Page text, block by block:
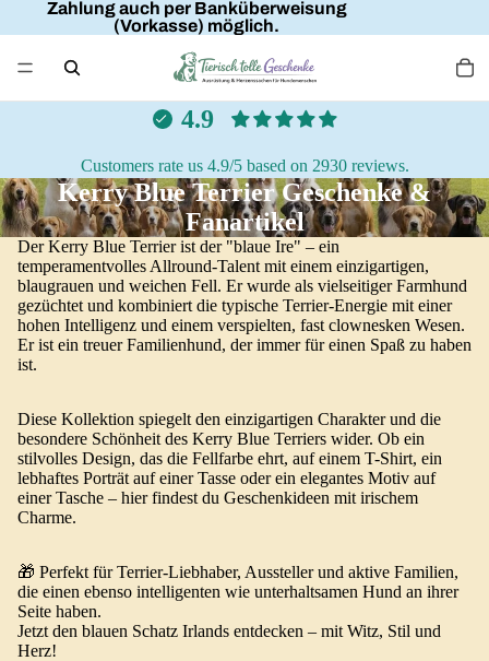
Zahlung auch per Banküberweisung
(Vorkasse) möglich.
4.9
Customers rate us 4.9/5 based on 2930 reviews.
Kerry Blue Terrier Geschenke &
Fanartikel
Der Kerry Blue Terrier ist der "blaue Ire" – ein
temperamentvolles Allround-Talent mit einem einzigartigen,
blaugrauen und weichen Fell. Er wurde als vielseitiger Farmhund
gezüchtet und kombiniert die typische Terrier-Energie mit einer
hohen Intelligenz und einem verspielten, fast clownesken Wesen.
Er ist ein treuer Familienhund, der immer für einen Spaß zu haben
ist.
Diese Kollektion spiegelt den einzigartigen Charakter und die
besondere Schönheit des Kerry Blue Terriers wider. Ob ein
stilvolles Design, das die Fellfarbe ehrt, auf einem T-Shirt, ein
lebhaftes Porträt auf einer Tasse oder ein elegantes Motiv auf
einer Tasche – hier findest du Geschenkideen mit irischem
Charme.
🎁 Perfekt für Terrier-Liebhaber, Aussteller und aktive Familien,
die einen ebenso intelligenten wie unterhaltsamen Hund an ihrer
Seite haben.
Jetzt den blauen Schatz Irlands entdecken – mit Witz, Stil und
Herz!